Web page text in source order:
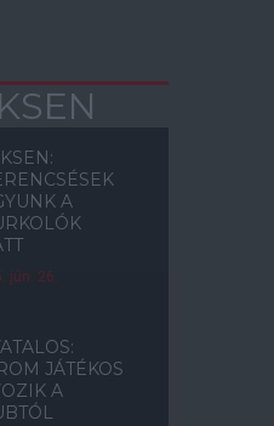
A
jún. 26.
JÁTÉKOS
A